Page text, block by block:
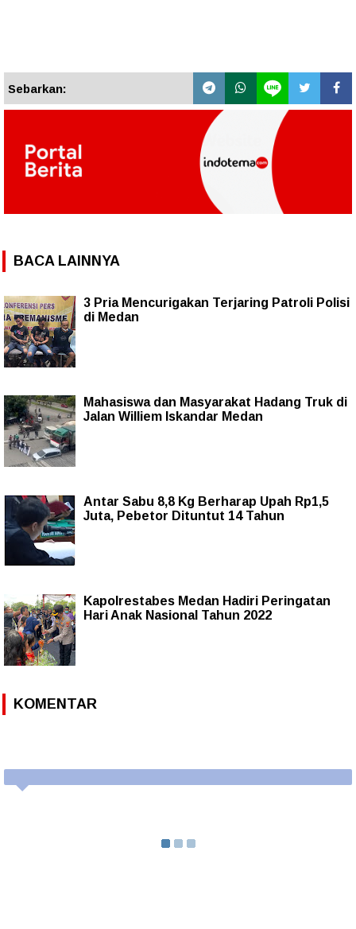
Sebarkan:
BACA LAINNYA
3 Pria Mencurigakan Terjaring Patroli Polisi
di Medan
Mahasiswa dan Masyarakat Hadang Truk di
Jalan Williem Iskandar Medan
Antar Sabu 8,8 Kg Berharap Upah Rp1,5
Juta, Pebetor Dituntut 14 Tahun
Kapolrestabes Medan Hadiri Peringatan
Hari Anak Nasional Tahun 2022
KOMENTAR